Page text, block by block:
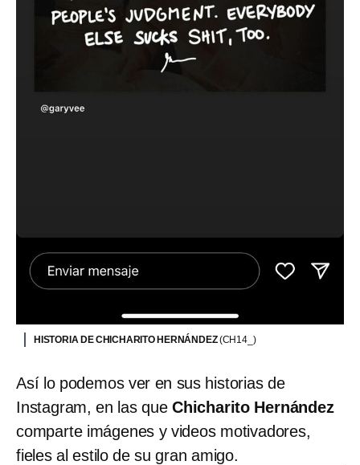
HISTORIA DE CHICHARITO HERNÁNDEZ(CH14_)
Así lo podemos ver en sus historias de
Instagram, en las queChicharito Hernández
comparte imágenes y videos motivadores,
fieles al estilo de su gran amigo.